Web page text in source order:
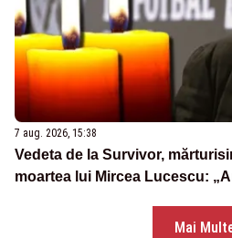
7 aug. 2026, 15:38
Vedeta de la Survivor,
moartea lui Mircea Lucescu:
Mai